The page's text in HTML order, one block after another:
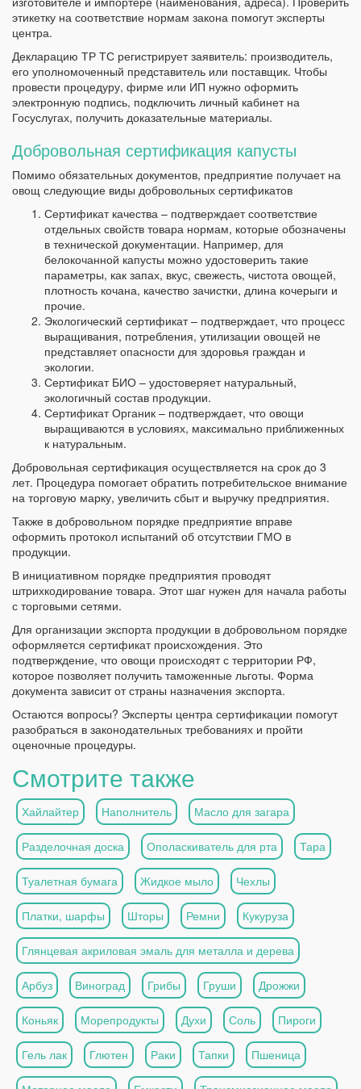
этикетку на соответствие нормам закона помогут эксперты
центра.
Декларацию ТР ТС регистрирует заявитель: производитель,
его уполномоченный представитель или поставщик. Чтобы
провести процедуру, фирме или ИП нужно оформить
электронную подпись, подключить личный кабинет на
Госуслугах, получить доказательные материалы.
Добровольная сертификация капусты
Помимо обязательных документов, предприятие получает на
овощ следующие виды добровольных сертификатов
Сертификат качества – подтверждает соответствие
отдельных свойств товара нормам, которые обозначены
в технической документации. Например, для
белокочанной капусты можно удостоверить такие
параметры, как запах, вкус, свежесть, чистота овощей,
плотность кочана, качество зачистки, длина кочерыги и
прочие.
Экологический сертификат – подтверждает, что процесс
выращивания, потребления, утилизации овощей не
представляет опасности для здоровья граждан и
экологии.
Сертификат БИО – удостоверяет натуральный,
экологичный состав продукции.
Сертификат Органик – подтверждает, что овощи
выращиваются в условиях, максимально приближенных
к натуральным.
Добровольная сертификация осуществляется на срок до 3
лет. Процедура помогает обратить потребительское внимание
на торговую марку, увеличить сбыт и выручку предприятия.
Также в добровольном порядке предприятие вправе
оформить протокол испытаний об отсутствии ГМО в
продукции.
В инициативном порядке предприятия проводят
штрихкодирование товара. Этот шаг нужен для начала работы
с торговыми сетями.
Для организации экспорта продукции в добровольном порядке
оформляется сертификат происхождения. Это
подтверждение, что овощи происходят с территории РФ,
которое позволяет получить таможенные льготы. Форма
документа зависит от страны назначения экспорта.
Остаются вопросы? Эксперты центра сертификации помогут
разобраться в законодательных требованиях и пройти
оценочные процедуры.
Смотрите также
Хайлайтер Наполнитель Масло для загара
Разделочная доска Ополаскиватель для рта Тара
Туалетная бумага Жидкое мыло Чехлы
Платки, шарфы Шторы Ремни Кукуруза
Глянцевая акриловая эмаль для металла и дерева
Арбуз Виноград Грибы Груши Дрожжи
Коньяк Морепродукты Духи Соль Пироги
Гель лак Глютен Раки Тапки Пшеница